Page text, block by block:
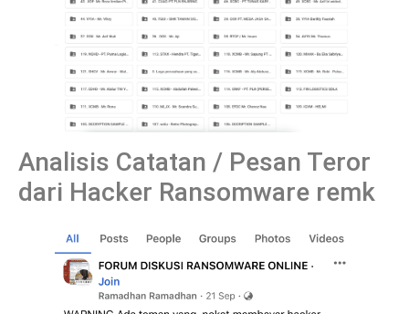
Analisis Catatan / Pesan Teror
dari Hacker Ransomware remk